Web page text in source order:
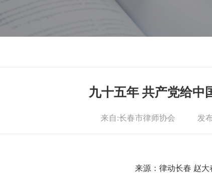
九十五年 共产党给中
来自:长春市律师协会 发
来源：律动长春 赵大